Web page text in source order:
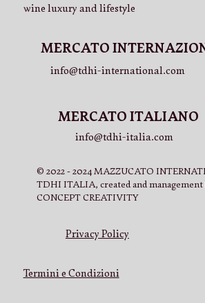
wine luxury and lifestyle
MERCATO
info@tdhi-international.com
MERCATO ITALIANO
info@tdhi-italia.com
© 2022 - 2024 MAZZUCATO
TDHI ITALIA, created and management
CONCEPT CREATIVITY
Privacy Policy
Termini e Condizioni